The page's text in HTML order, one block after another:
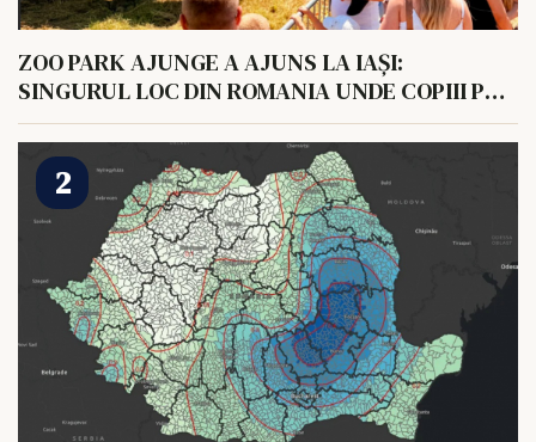
ZOO PARK AJUNGE A AJUNS LA IAȘI:
SINGURUL LOC DIN ROMANIA UNDE COPIII POT
HRANI UN ELEFANT